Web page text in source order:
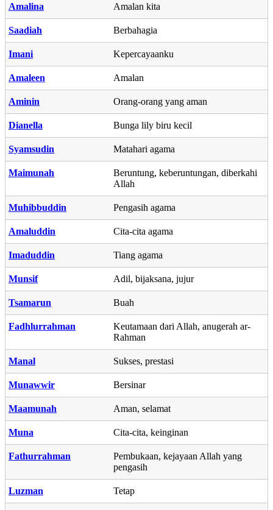
Amalina Amalan kita
Saadiah Berbahagia
Imani Kepercayaanku
Amaleen Amalan
Aminin Orang-orang yang aman
Dianella Bunga lily biru kecil
Syamsudin Matahari agama
Maimunah
Beruntung, keberuntungan, diberkahi
Allah
Muhibbuddin Pengasih agama
Amaluddin Cita-cita agama
Imaduddin Tiang agama
Munsif Adil, bijaksana, jujur
Tsamarun Buah
Fadhlurrahman
Keutamaan dari Allah, anugerah ar-
Rahman
Manal Sukses, prestasi
Munawwir Bersinar
Maamunah Aman, selamat
Muna Cita-cita, keinginan
Fathurrahman
Pembukaan, kejayaan Allah yang
pengasih
Luzman Tetap